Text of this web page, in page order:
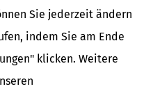
Sie jederzeit ändern
indem Sie am Ende
klicken. Weitere